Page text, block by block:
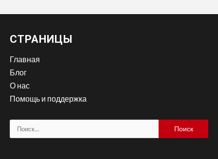
СТРАНИЦЫ
Главная
Блог
О нас
Помощь и поддержка
Найти: